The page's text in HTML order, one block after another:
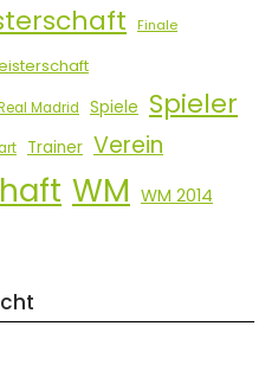
Finale
Madrid Spiele Spieler
Trainer Verein
WM WM 2014